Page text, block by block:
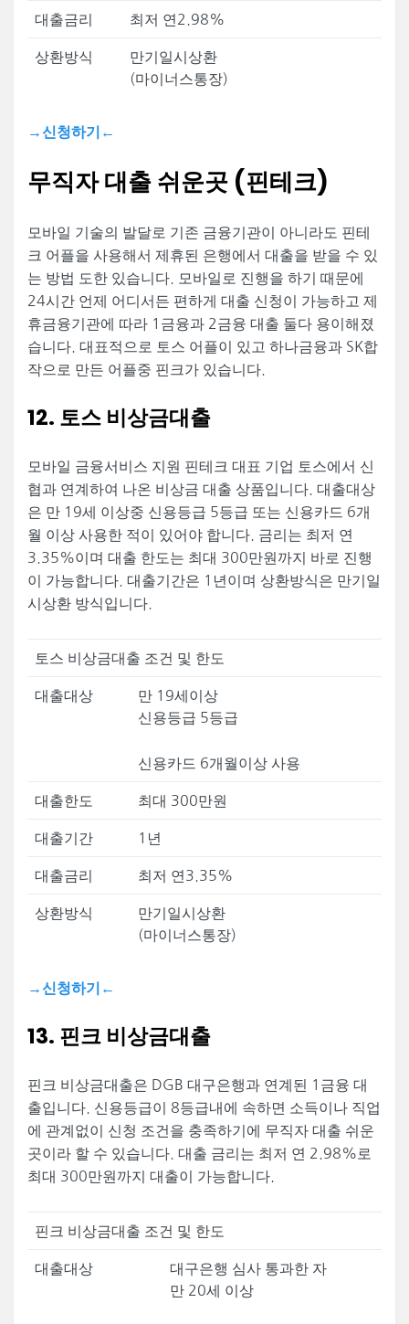
대출금리 최저 연2.98%
상환방식
만기일시상환
(마이너스통장)
→신청하기←
무직자 대출 쉬운곳 (핀테크)
모바일 기술의 발달로 기존 금융기관이 아니라도 핀테
크 어플을 사용해서 제휴된 은행에서 대출을 받을 수 있
는 방법 도한 있습니다. 모바일로 진행을 하기 때문에
24시간 언제 어디서든 편하게 대출 신청이 가능하고 제
휴금융기관에 따라 1금융과 2금융 대출 둘다 용이해졌
습니다. 대표적으로 토스 어플이 있고 하나금융과 SK합
작으로 만든 어플중 핀크가 있습니다.
12. 토스 비상금대출
모바일 금융서비스 지원 핀테크 대표 기업 토스에서 신
협과 연계하여 나온 비상금 대출 상품입니다. 대출대상
은 만 19세 이상중 신용등급 5등급 또는 신용카드 6개
월 이상 사용한 적이 있어야 합니다. 금리는 최저 연
3.35%이며 대출 한도는 최대 300만원까지 바로 진행
이 가능합니다. 대출기간은 1년이며 상환방식은 만기일
시상환 방식입니다.
토스 비상금대출 조건 및 한도
대출대상
만 19세이상
신용등급 5등급
신용카드 6개월이상 사용
대출한도 최대 300만원
대출기간 1년
대출금리 최저 연3.35%
상환방식
만기일시상환
(마이너스통장)
→신청하기←
13. 핀크 비상금대출
핀크 비상금대출은 DGB 대구은행과 연계된 1금융 대
출입니다. 신용등급이 8등급내에 속하면 소득이나 직업
에 관계없이 신청 조건을 충족하기에 무직자 대출 쉬운
곳이라 할 수 있습니다. 대출 금리는 최저 연 2.98%로
최대 300만원까지 대출이 가능합니다.
핀크 비상금대출 조건 및 한도
대출대상
대구은행 심사 통과한 자
만 20세 이상